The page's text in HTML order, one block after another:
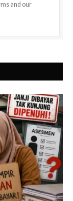
and our